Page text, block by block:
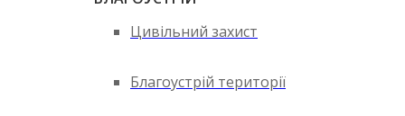
Цивільний захист
Благоустрій території